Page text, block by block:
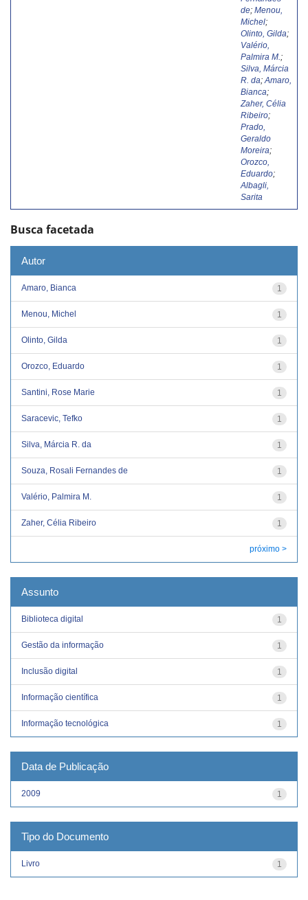
de; Menou,
Michel;
Olinto, Gilda;
Valério,
Palmira M. ;
Silva, Márcia
R. da; Amaro,
Bianca;
Zaher, Célia
Ribeiro;
Prado,
Geraldo
Moreira;
Orozco,
Eduardo;
Albagli,
Sarita
Busca facetada
Autor
1
Amaro, Bianca
1
Menou, Michel
1
Olinto, Gilda
1
Orozco, Eduardo
1
Santini, Rose Marie
1
Saracevic, Tefko
1
Silva, Márcia R. da
1
Souza, Rosali Fernandes de
1
Valério, Palmira M.
1
Zaher, Célia Ribeiro
próximo >
Assunto
1
Biblioteca digital
1
Gestão da informação
1
Inclusão digital
1
Informação científica
1
Informação tecnológica
Data de Publicação
1
2009
Tipo do Documento
1
Livro